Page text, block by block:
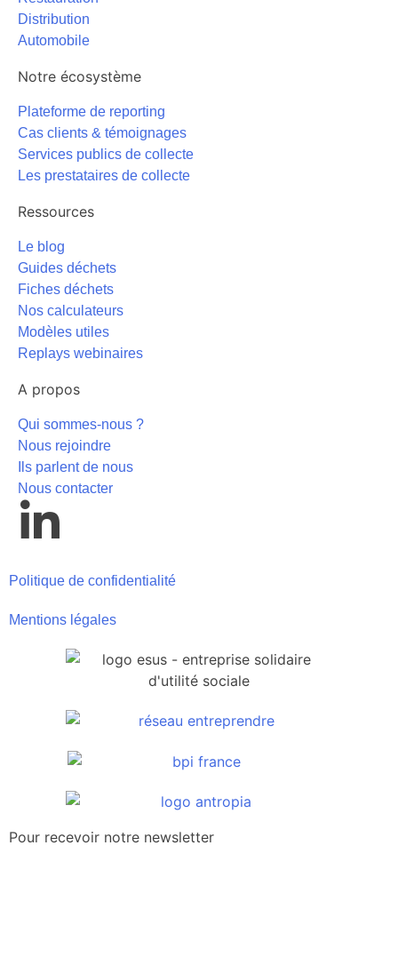
Distribution
Automobile
Notre écosystème
Plateforme de reporting
Cas clients & témoignages
Services publics de collecte
Les prestataires de collecte
Ressources
Le blog
Guides déchets
Fiches déchets
Nos calculateurs
Modèles utiles
Replays webinaires
A propos
Qui sommes-nous ?
Nous rejoindre
Ils parlent de nous
Nous contacter
Politique de confidentialité
Mentions légales
Pour recevoir notre newsletter